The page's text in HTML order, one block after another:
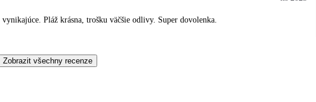
Pláž krásna, trošku väčšie odlivy. Super dovolenka.
Zobrazit všechny recenze